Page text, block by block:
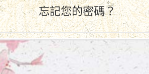
忘記您的密碼？